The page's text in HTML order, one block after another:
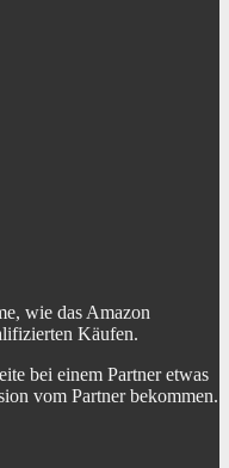
wie das Amazon
Käufen.
bei einem Partner etwas
vom Partner bekommen.